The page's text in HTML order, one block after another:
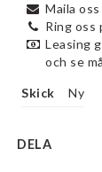
Maila
Ring oss
Leasing
och se
Skick Ny
DELA